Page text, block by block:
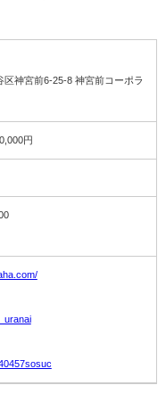
区神宮前6-25-8 神宮前コーポラ
円